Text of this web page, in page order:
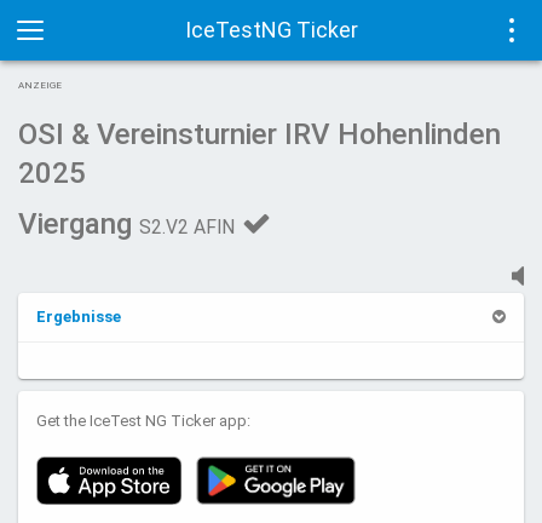
IceTestNG Ticker
Toggle
navigation
ANZEIGE
OSI & Vereinsturnier IRV Hohenlinden
2025
Viergang S2.V2 AFIN
Ergebnisse
Get the IceTest NG Ticker app: